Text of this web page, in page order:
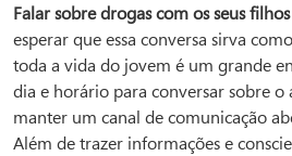
Falar sobre drogas com os seus filhos
esperar que essa conversa sirva
toda a vida do jovem é um grande
dia e horário para conversar sobre o
manter um canal de comunicação
Além de trazer informações e